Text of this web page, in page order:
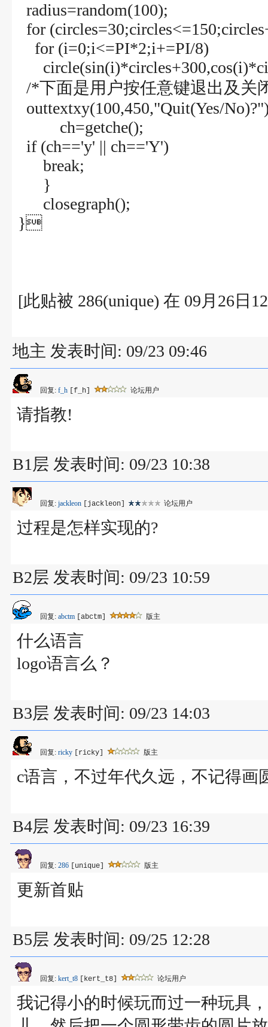
radius=random(100);
for
for (i=0;i<=PI*2;i+=PI/8)
/*下面是用户按任意键退出及关
outtextxy(100,450,"Quit(Yes/
ch=getche();
if (ch=='y' || ch=='Y')
break;
}
closegraph();
}
[此贴被 286(unique) 在 09月26日
地主 发表时间: 09/23 09:46
回复: f_h [f_h] 论坛用户
请指教!
B1层 发表时间: 09/23 10:38
回复: jackleon [jackleon] 论坛用户
过程是怎样实现的?
B2层 发表时间: 09/23 10:59
回复: abctm [abctm] 版主
什么语言
logo语言么？
B3层 发表时间: 09/23 14:03
回复: ricky [ricky] 版主
c语言，不过年代久远，不记得画
B4层 发表时间: 09/23 16:39
回复: 286 [unique] 版主
更新首贴
B5层 发表时间: 09/25 12:28
回复: kert_t8 [kert_t8] 论坛用户
我记得小的时候玩而过一种玩具